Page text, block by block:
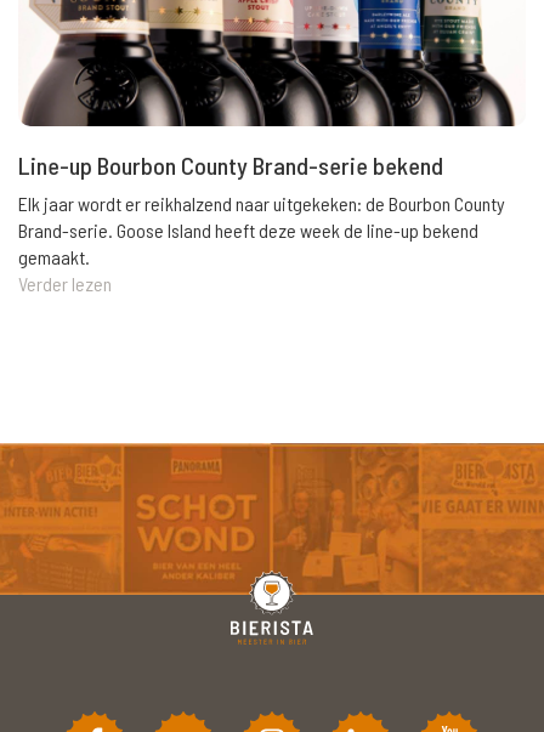
Line-up Bourbon County Brand-serie bekend
Elk jaar wordt er reikhalzend naar uitgekeken: de Bourbon County
Brand-serie. Goose Island heeft deze week de line-up bekend
gemaakt.
Verder lezen